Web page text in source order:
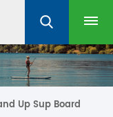
Up Sup Board